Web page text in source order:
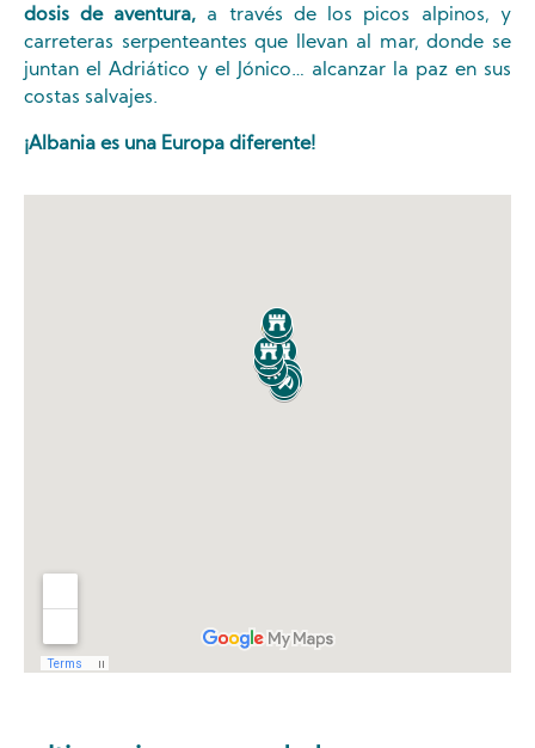
dosis de aventura, a través de los picos alpinos, y
carreteras serpenteantes que llevan al mar, donde se
juntan el Adriático y el Jónico… alcanzar la paz en sus
costas salvajes.
¡Albania es una Europa diferente!